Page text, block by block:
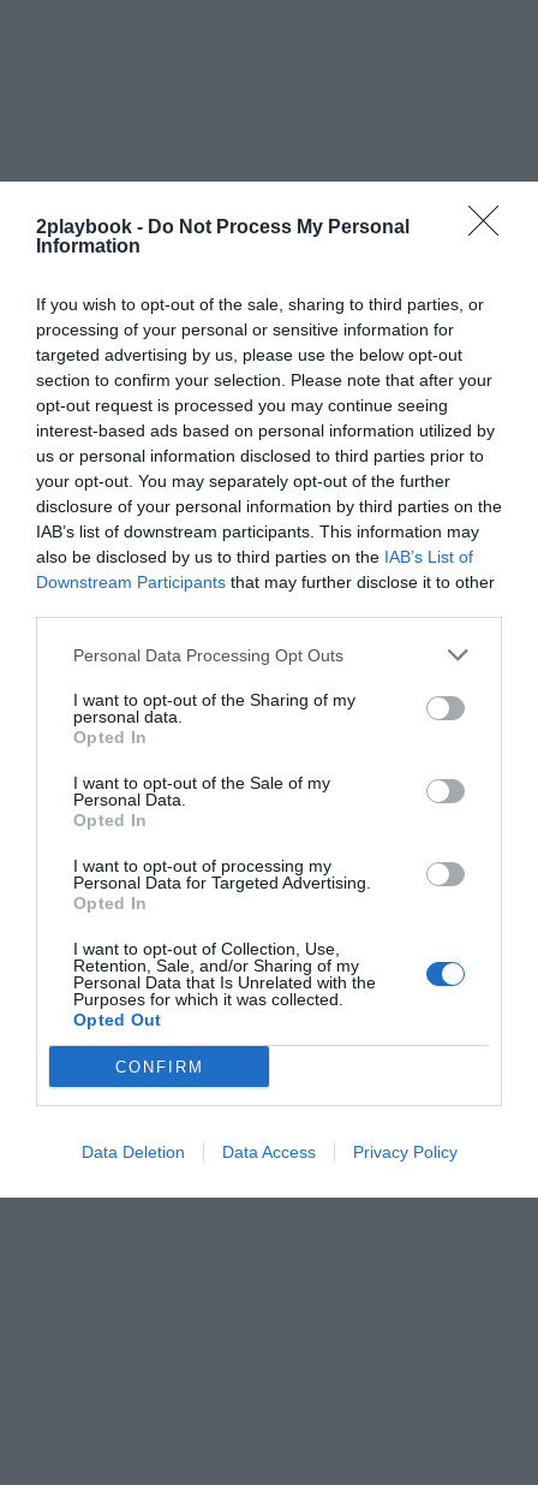
2playbook - Do Not Process My Personal
Information
If you wish to opt-out of the sale, sharing to third parties, or
processing of your personal or sensitive information for
targeted advertising by us, please use the below opt-out
section to confirm your selection. Please note that after your
opt-out request is processed you may continue seeing
interest-based ads based on personal information utilized by
us or personal information disclosed to third parties prior to
your opt-out. You may separately opt-out of the further
disclosure of your personal information by third parties on the
IAB’s list of downstream participants. This information may
also be disclosed by us to third parties on the IAB’s List of
Downstream Participants that may further disclose it to other
Personal Data Processing Opt Outs
I want to opt-out of the Sharing of my
personal data.
Opted In
I want to opt-out of the Sale of my
Personal Data.
Opted In
I want to opt-out of processing my
Personal Data for Targeted Advertising.
Opted In
I want to opt-out of Collection, Use,
Retention, Sale, and/or Sharing of my
Personal Data that Is Unrelated with the
Purposes for which it was collected.
Opted Out
CONFIRM
Data Deletion Data Access Privacy Policy